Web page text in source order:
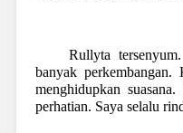
Rullyta
banyak perkembangan.
menghidupkan
perhatian. Saya selalu